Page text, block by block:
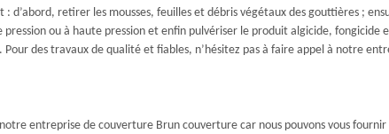
retirer les mousses, feuilles et débris végétaux des gouttières ;
ou à haute pression et enfin pulvériser le produit algicide, fongicide
des travaux de qualité et fiables, n’hésitez pas à faire appel à notre
entreprise de couverture Brun couverture car nous pouvons vous